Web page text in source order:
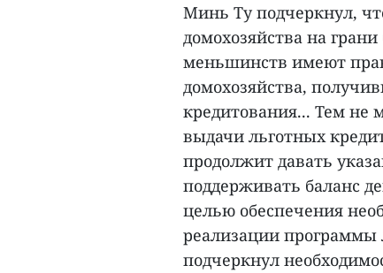
Минь Ту подчеркнул,
домохозяйства на
меньшинств имеют
домохозяйства,
кредитования... Тем не
выдачи льготных
продолжит давать
поддерживать баланс
целью обеспечения
реализации программы
подчеркнул